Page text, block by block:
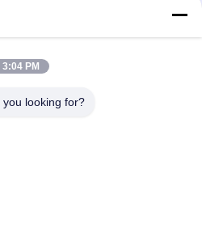
connecteur protégé
par rj45
3:04 PM
looking for?